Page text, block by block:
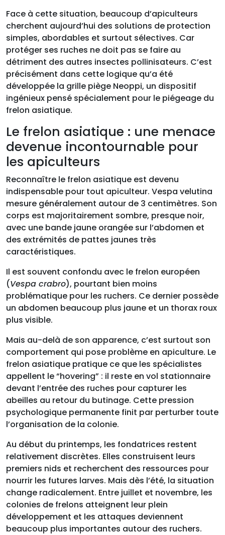
Face à cette situation, beaucoup d’apiculteurs
cherchent aujourd’hui des solutions de protection
simples, abordables et surtout sélectives. Car
protéger ses ruches ne doit pas se faire au
détriment des autres insectes pollinisateurs. C’est
précisément dans cette logique qu’a été
développée la grille piège Neoppi, un dispositif
ingénieux pensé spécialement pour le piégeage du
frelon asiatique.
Le frelon asiatique : une menace
devenue incontournable pour
les apiculteurs
Reconnaître le frelon asiatique est devenu
indispensable pour tout apiculteur. Vespa velutina
mesure généralement autour de 3 centimètres. Son
corps est majoritairement sombre, presque noir,
avec une bande jaune orangée sur l’abdomen et
des extrémités de pattes jaunes très
caractéristiques.
Il est souvent confondu avec le frelon européen
(Vespa crabro), pourtant bien moins
problématique pour les ruchers. Ce dernier possède
un abdomen beaucoup plus jaune et un thorax roux
plus visible.
Mais au-delà de son apparence, c’est surtout son
comportement qui pose problème en apiculture. Le
frelon asiatique pratique ce que les spécialistes
appellent le “hovering” : il reste en vol stationnaire
devant l’entrée des ruches pour capturer les
abeilles au retour du butinage. Cette pression
psychologique permanente finit par perturber toute
l’organisation de la colonie.
Au début du printemps, les fondatrices restent
relativement discrètes. Elles construisent leurs
premiers nids et recherchent des ressources pour
nourrir les futures larves. Mais dès l’été, la situation
change radicalement. Entre juillet et novembre, les
colonies de frelons atteignent leur plein
développement et les attaques deviennent
beaucoup plus importantes autour des ruchers.